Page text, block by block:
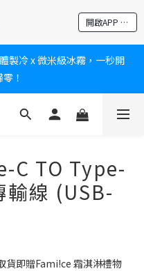
開啟APP 享隱藏優惠
享消費回饋無極限
、按摩家電、電動牙刷、藍芽
喜大禮包
製冷 x 微米級冰霧，一秒開
！
享消費回饋無極限
C TO Type-
輸線 (USB-
貨即贈Fami!ce 霜淇淋禮物